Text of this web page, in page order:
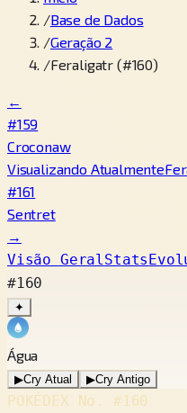
/Base de Dados
/Geração 2
/Feraligatr (#160)
←
#159
Croconaw
Visualizando Atualmente
#161
Sentret
→
Visão GeralStats
#160
✦
Água
▶Cry Atual ▶Cry Antigo
POKÉDEX No. #160